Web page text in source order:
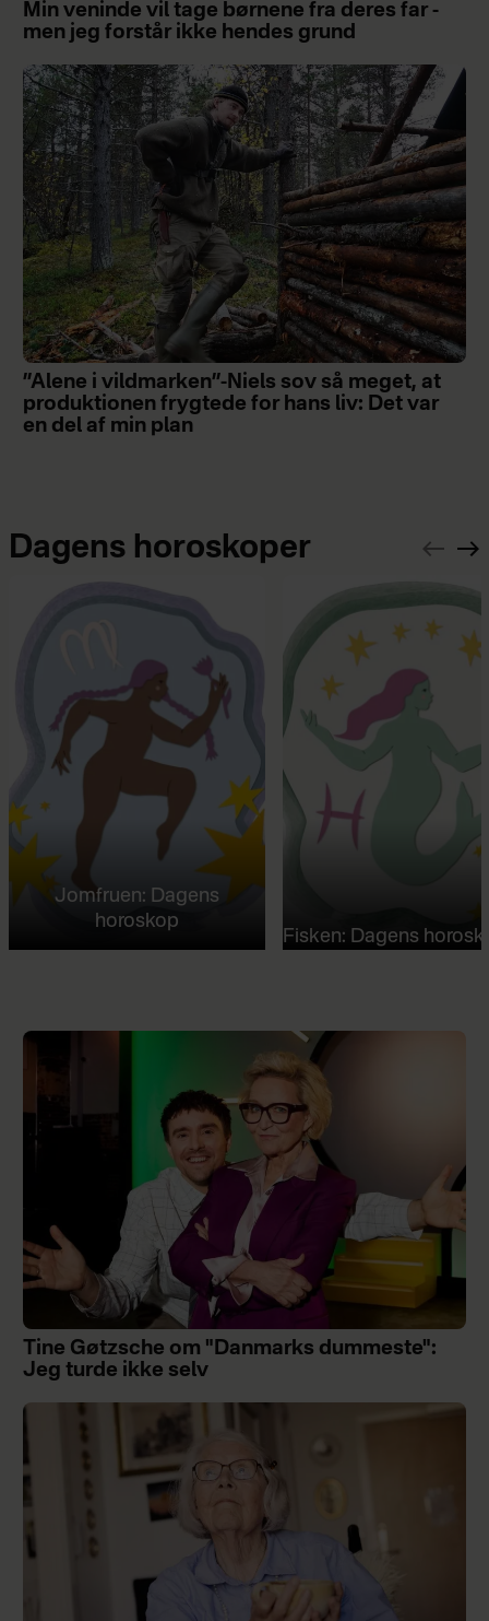
Min veninde vil tage børnene fra deres far -
men jeg forstår ikke hendes grund
”Alene i vildmarken”-Niels sov så meget, at
produktionen frygtede for hans liv: Det var
en del af min plan
Dagens horoskoper
Jomfruen: Dagens
horoskop
Fisken: Dagens
Tine Gøtzsche om "Danmarks dummeste":
Jeg turde ikke selv